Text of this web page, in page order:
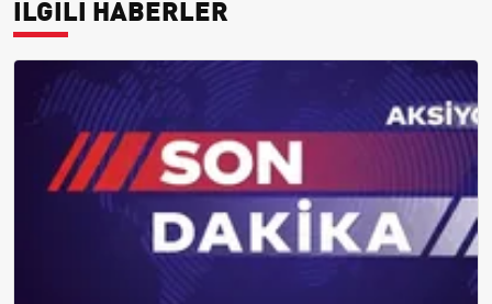
İLGİLİ HABERLER